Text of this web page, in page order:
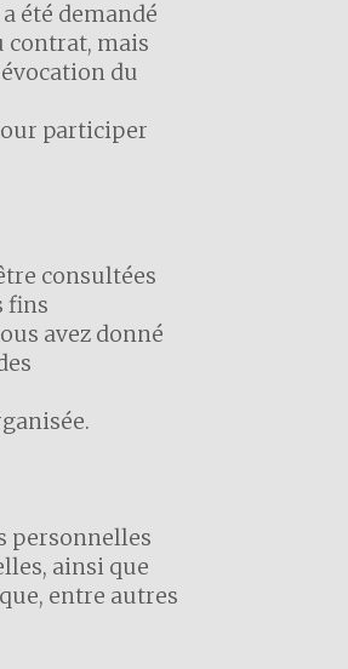
été demandé
contrat, mais
du
participer
consultées
fins
avez donné
personnelles
ainsi que
entre autres